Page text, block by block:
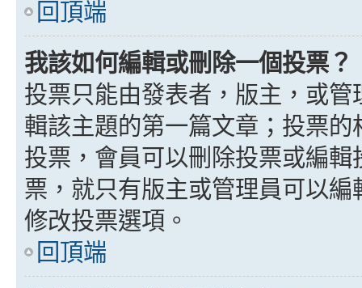
回頂端
我該如何編輯或刪除一個投票？
投票只能由發表者，版主，或
輯該主題的第一篇文章；投票
投票，會員可以刪除投票或編
票，就只有版主或管理員可以
修改投票選項。
回頂端